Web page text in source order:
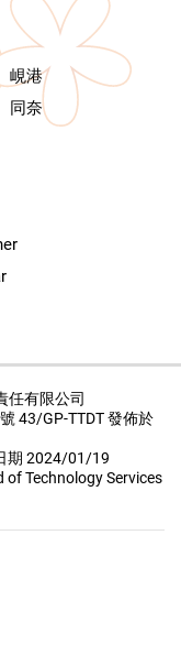
峴港
同奈
任有限公司
43/GP-TTDT 發佈於
期 2024/01/19
of Technology Services